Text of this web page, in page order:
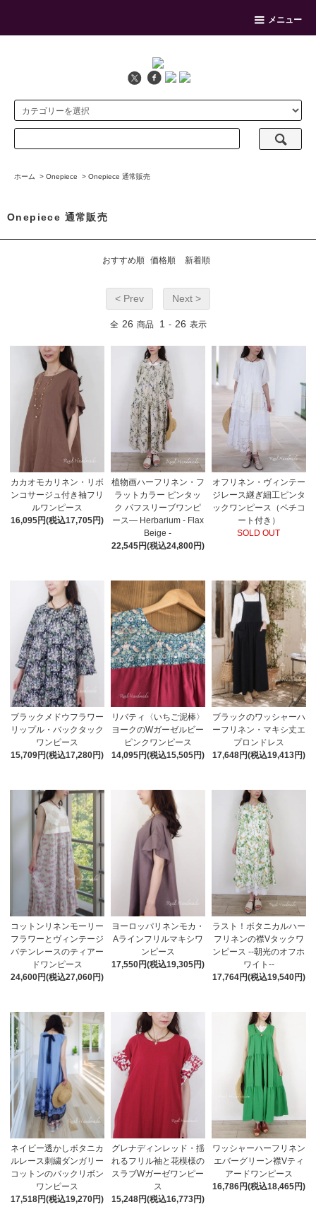
メニュー
ホーム > Onepiece > Onepiece 通常販売
Onepiece 通常販売
おすすめ順 価格順 新着順
< Prev Next >
全 26 商品 1 - 26 表示
カカオモカリネン・リボ
ンコサージュ付き袖フリ
ルワンピース
16,095円(税込17,705円)
植物画ハーフリネン・フ
ラットカラー ピンタッ
ク パフスリーブワンピ
ース― Herbarium - Flax
Beige -
22,545円(税込24,800円)
オフリネン・ヴィンテー
ジレース継ぎ細工ピンタ
ックワンピース（ペチコ
ート付き）
SOLD OUT
ブラックメドウフラワー
リップル・バックタック
ワンピース
15,709円(税込17,280円)
リバティ〈いちご泥棒〉
ヨークのWガーゼルビー
ピンクワンピース
14,095円(税込15,505円)
ブラックのワッシャーハ
ーフリネン・マキシ丈エ
プロンドレス
17,648円(税込19,413円)
コットンリネンモーリー
フラワーとヴィンテージ
バテンレースのティアー
ドワンピース
24,600円(税込27,060円)
ヨーロッパリネンモカ・
Aラインフリルマキシワ
ンピース
17,550円(税込19,305円)
ラスト！ボタニカルハー
フリネンの襟Vタックワ
ンピース --朝光のオフホ
ワイト--
17,764円(税込19,540円)
ネイビー透かしボタニカ
ルレース刺繍ダンガリー
コットンのバックリボン
ワンピース
17,518円(税込19,270円)
グレナディンレッド・揺
れるフリル袖と花模様の
スラブWガーゼワンピー
ス
15,248円(税込16,773円)
ワッシャーハーフリネン
エバーグリーン襟Vティ
アードワンピース
16,786円(税込18,465円)